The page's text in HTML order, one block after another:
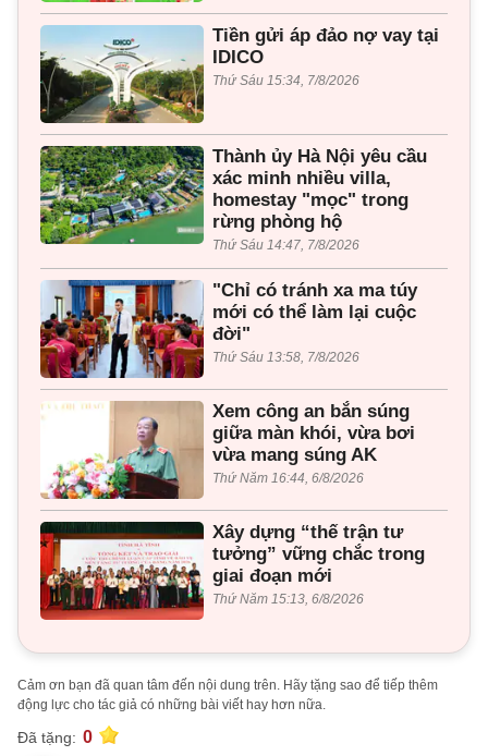
Tiền gửi áp đảo nợ vay tại
IDICO
Thứ Sáu 15:34, 7/8/2026
Thành ủy Hà Nội yêu cầu
xác minh nhiều villa,
homestay "mọc" trong
rừng phòng hộ
Thứ Sáu 14:47, 7/8/2026
"Chỉ có tránh xa ma túy
mới có thể làm lại cuộc
đời"
Thứ Sáu 13:58, 7/8/2026
Xem công an bắn súng
giữa màn khói, vừa bơi
vừa mang súng AK
Thứ Năm 16:44, 6/8/2026
Xây dựng “thế trận tư
tưởng” vững chắc trong
giai đoạn mới
Thứ Năm 15:13, 6/8/2026
Cảm ơn bạn đã quan tâm đến nội dung trên. Hãy tặng sao để tiếp thêm
động lực cho tác giả có những bài viết hay hơn nữa.
Đã tặng: 0